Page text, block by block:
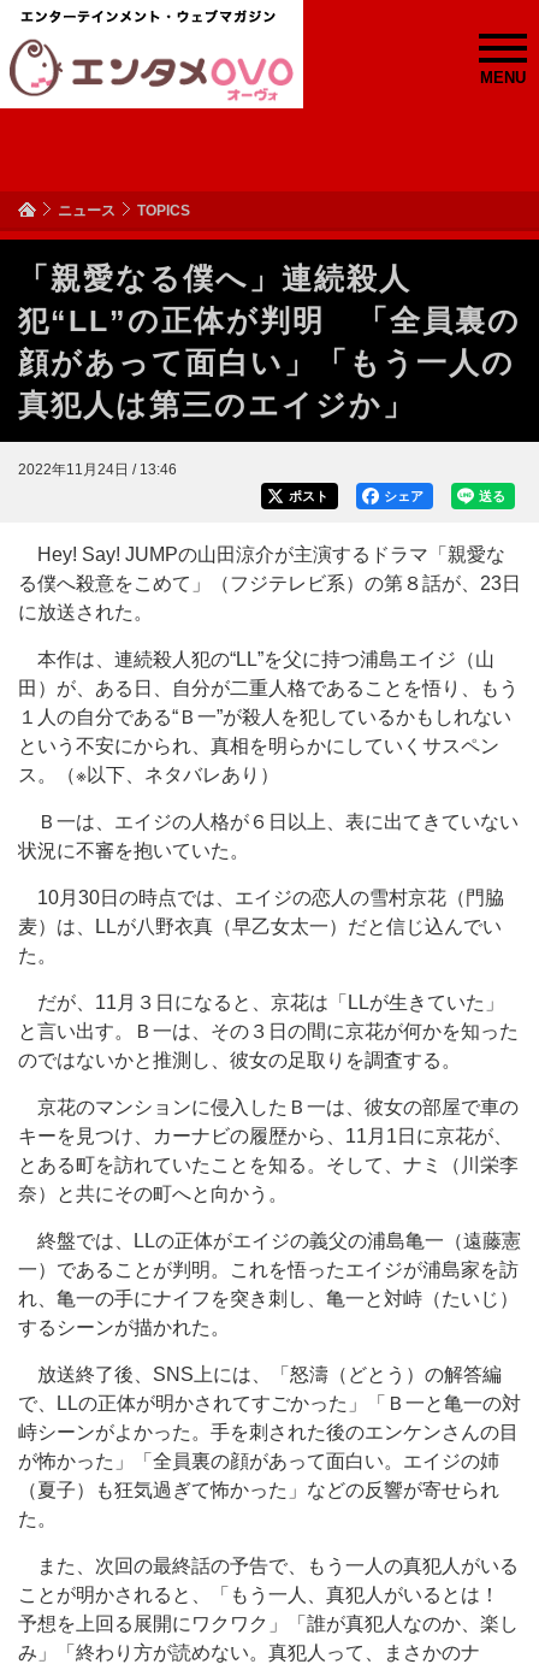
MENU
ニュース TOPICS
「親愛なる僕へ」連続殺人
犯“LL”の正体が判明 「全員裏の
顔があって面白い」「もう一人の
真犯人は第三のエイジか」
2022年11月24日 / 13:46
送る
シェア
ポスト
Hey! Say! JUMPの山田涼介が主演するドラマ「親愛な
る僕へ殺意をこめて」（フジテレビ系）の第８話が、23日
に放送された。
本作は、連続殺人犯の“LL”を父に持つ浦島エイジ（山
田）が、ある日、自分が二重人格であることを悟り、もう
１人の自分である“Ｂ一”が殺人を犯しているかもしれない
という不安にかられ、真相を明らかにしていくサスペン
ス。（※以下、ネタバレあり）
Ｂ一は、エイジの人格が６日以上、表に出てきていない
状況に不審を抱いていた。
10月30日の時点では、エイジの恋人の雪村京花（門脇
麦）は、LLが八野衣真（早乙女太一）だと信じ込んでい
た。
だが、11月３日になると、京花は「LLが生きていた」
と言い出す。Ｂ一は、その３日の間に京花が何かを知った
のではないかと推測し、彼女の足取りを調査する。
京花のマンションに侵入したＢ一は、彼女の部屋で車の
キーを見つけ、カーナビの履歴から、11月1日に京花が、
とある町を訪れていたことを知る。そして、ナミ（川栄李
奈）と共にその町へと向かう。
終盤では、LLの正体がエイジの義父の浦島亀一（遠藤憲
一）であることが判明。これを悟ったエイジが浦島家を訪
れ、亀一の手にナイフを突き刺し、亀一と対峙（たいじ）
するシーンが描かれた。
放送終了後、SNS上には、「怒濤（どとう）の解答編
で、LLの正体が明かされてすごかった」「Ｂ一と亀一の対
峙シーンがよかった。手を刺された後のエンケンさんの目
が怖かった」「全員裏の顔があって面白い。エイジの姉
（夏子）も狂気過ぎて怖かった」などの反響が寄せられ
た。
また、次回の最終話の予告で、もう一人の真犯人がいる
ことが明かされると、「もう一人、真犯人がいるとは！
予想を上回る展開にワクワク」「誰が真犯人なのか、楽し
み」「終わり方が読めない。真犯人って、まさかのナ